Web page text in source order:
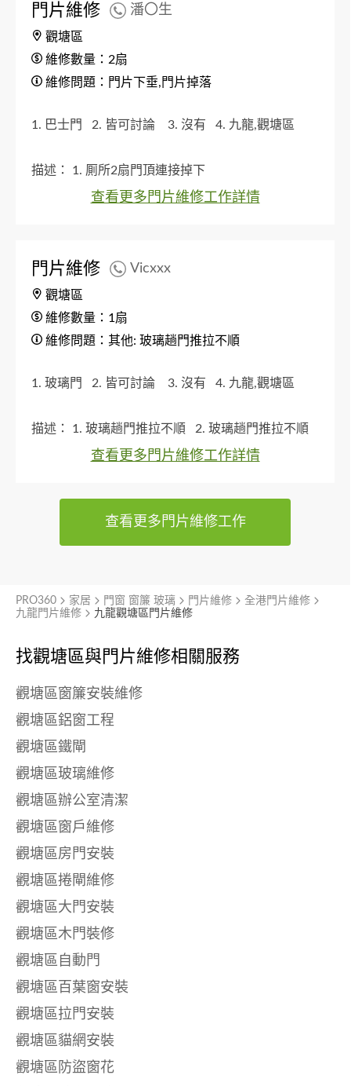
門片維修 潘〇生
觀塘區
維修數量：2扇
維修問題：門片下垂,門片掉落
1. 巴士門 2. 皆可討論 3. 沒有 4. 九龍,觀塘區
描述： 1. 厠所2扇門頂連接掉下
查看更多門片維修工作詳情
門片維修 Vicxxx
觀塘區
維修數量：1扇
維修問題：其他: 玻璃趟門推拉不順
1. 玻璃門 2. 皆可討論 3. 沒有 4. 九龍,觀塘區
描述： 1. 玻璃趟門推拉不順 2. 玻璃趟門推拉不順
查看更多門片維修工作詳情
查看更多門片維修工作
找觀塘區與門片維修相關服務
觀塘區窗簾安裝維修
觀塘區鋁窗工程
觀塘區鐵閘
觀塘區玻璃維修
觀塘區辦公室清潔
觀塘區窗戶維修
觀塘區房門安裝
觀塘區捲閘維修
觀塘區大門安裝
觀塘區木門裝修
觀塘區自動門
觀塘區百葉窗安裝
觀塘區拉門安裝
觀塘區貓網安裝
觀塘區防盜窗花
PRO360 家居 門窗 窗簾 玻璃 門片維修
全港門片維修
九龍門片維修
九龍觀塘區門片維修